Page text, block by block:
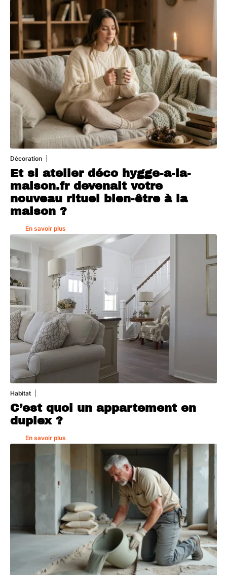
Décoration
Et si atelier déco hygge-a-la-
maison.fr devenait votre
nouveau rituel bien-être à la
maison ?
En savoir plus
Habitat
C’est quoi un appartement en
duplex ?
En savoir plus